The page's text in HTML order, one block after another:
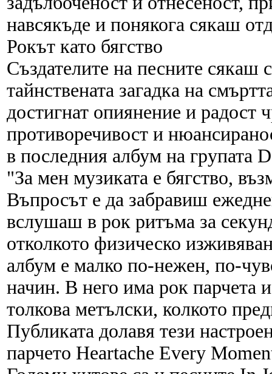
навсякъде и понякога сякаш
Рокът като бягство
Създателите на песните сякаш
тайнствената загадка на
достигнат опиянение и радост
противоречивост и
в последния албум на групата
"За мен музиката е бягство,
Въпросът е да забравиш
вслушаш в рок ритъма за
отколкото физическо
албум е малко по-нежен, по-
начин. В него има рок парчета
толкова метълски, колкото
Публиката долавя тези
парчето Heartache Every